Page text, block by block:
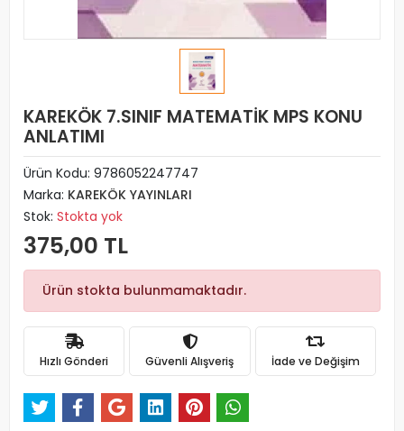
KAREKÖK 7.SINIF MATEMATİK MPS KONU
ANLATIMI
Ürün Kodu: 9786052247747
Marka: KAREKÖK YAYINLARI
Stok: Stokta yok
375,00 TL
Ürün stokta bulunmamaktadır.
Hızlı Gönderi Güvenli Alışveriş İade ve Değişim